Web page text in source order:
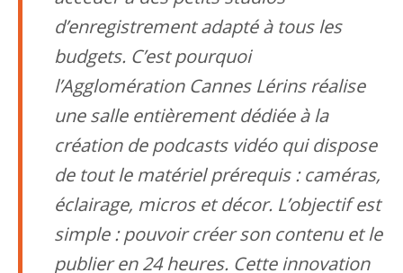
d’enregistrement adapté à tous les
budgets. C’est pourquoi
l’Agglomération Cannes Lérins réalise
une salle entièrement dédiée à la
création de podcasts vidéo qui dispose
de tout le matériel prérequis : caméras,
éclairage, micros et décor. L’objectif est
simple : pouvoir créer son contenu et le
publier en 24 heures. Cette innovation